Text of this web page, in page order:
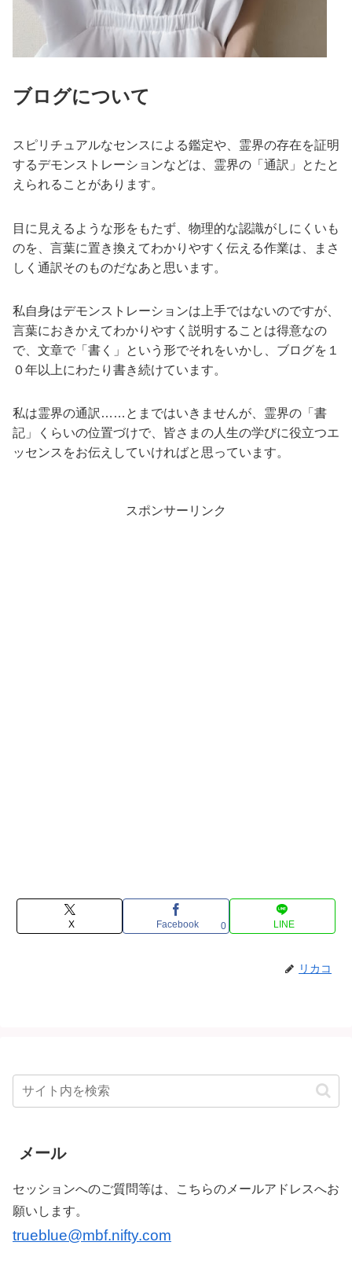
ブログについて
スピリチュアルなセンスによる鑑定や、霊界の存在を証明
するデモンストレーションなどは、霊界の「通訳」とたと
えられることがあります。
目に見えるような形をもたず、物理的な認識がしにくいも
のを、言葉に置き換えてわかりやすく伝える作業は、まさ
しく通訳そのものだなあと思います。
私自身はデモンストレーションは上手ではないのですが、
言葉におきかえてわかりやすく説明することは得意なの
で、文章で「書く」という形でそれをいかし、ブログを１
０年以上にわたり書き続けています。
私は霊界の通訳……とまではいきませんが、霊界の「書
記」くらいの位置づけで、皆さまの人生の学びに役立つエ
ッセンスをお伝えしていければと思っています。
スポンサーリンク
X Facebook 0 LINE
リカコ
メール
セッションへのご質問等は、こちらのメールアドレスへお
願いします。
trueblue@mbf.nifty.com